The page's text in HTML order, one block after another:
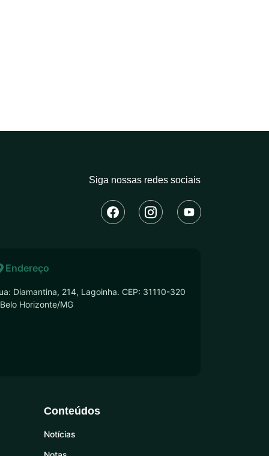
Siga nossas redes sociais
Endereço
Diamantina, 214, Lagoinha. CEP: 31110-320
Horizonte/MG
Conteúdos
Notícias